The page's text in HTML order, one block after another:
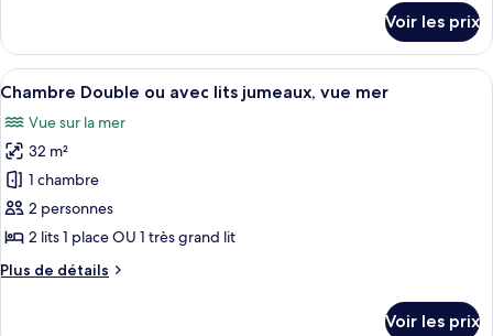
Chambre
Double
ou
avec
lits
jumeaux,
vue
piscine
le
type
de
Chambre
Double
ou
avec
lits
jumeaux,
vue
piscine
Voir les prix
Afficher
toutes
les
photos
pour
ce
type
chambre :
Chambre Double ou avec lits
4
Chambre Double ou avec lits jumeaux, vue mer
Vue sur la mer
32 m²
1 chambre
2 personnes
2 lits 1 place OU 1 très grand lit
Plus de détails
Plus
Voir les prix